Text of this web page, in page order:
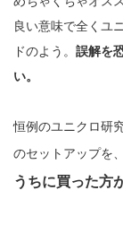
良い意味で全くユ
ドのよう。 誤解を
い。
恒例のユニクロ研
のセットアップを
うちに買った方